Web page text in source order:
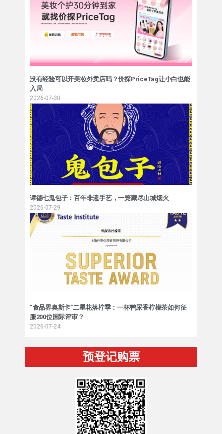
没有经验可以开美妆外卖店吗？价探PriceTag让小白也能
入局
2026-07-30
谭德七鬼包子：百年非遗手艺，一笼藏尽山城烟火
2026-07-29
“食品界奥斯卡”二星花落柠季：一杯鸭屎香柠檬茶如何征
服200位国际评审？
2026-07-24
预登记购票